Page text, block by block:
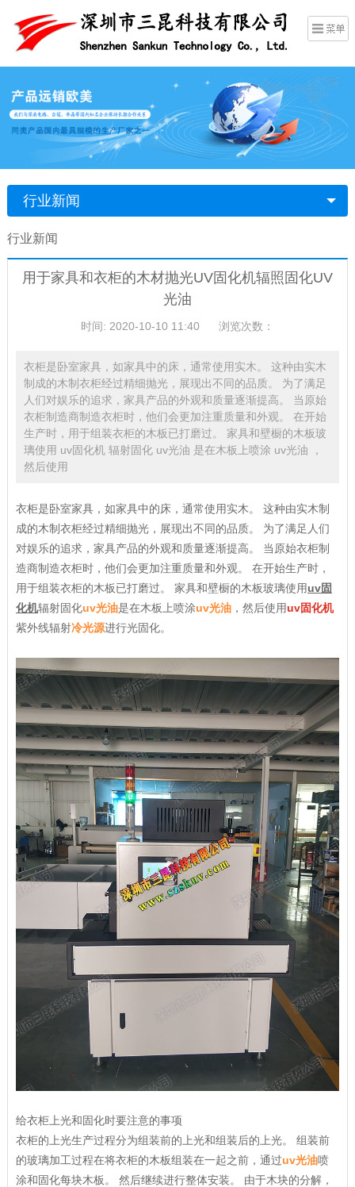
行业新闻
行业新闻
用于家具和衣柜的木材抛光UV固化机辐照固化UV
光油
时间: 2020-10-10 11:40 浏览次数：
衣柜是卧室家具，如家具中的床，通常使用实木。 这种由实木
制成的木制衣柜经过精细抛光，展现出不同的品质。 为了满足
人们对娱乐的追求，家具产品的外观和质量逐渐提高。 当原始
衣柜制造商制造衣柜时，他们会更加注重质量和外观。 在开始
生产时，用于组装衣柜的木板已打磨过。 家具和壁橱的木板玻
璃使用 uv固化机 辐射固化 uv光油 是在木板上喷涂 uv光油 ，
然后使用
衣柜是卧室家具，如家具中的床，通常使用实木。 这种由实木制
成的木制衣柜经过精细抛光，展现出不同的品质。 为了满足人们
对娱乐的追求，家具产品的外观和质量逐渐提高。 当原始衣柜制
造商制造衣柜时，他们会更加注重质量和外观。 在开始生产时，
用于组装衣柜的木板已打磨过。 家具和壁橱的木板玻璃使用uv固
化机辐射固化uv光油是在木板上喷涂uv光油，然后使用uv固化机
紫外线辐射冷光源进行光固化。
给衣柜上光和固化时要注意的事项
衣柜的上光生产过程分为组装前的上光和组装后的上光。 组装前
的玻璃加工过程在将衣柜的木板组装在一起之前，通过uv光油喷
涂和固化每块木板。 然后继续进行整体安装。 由于木块的分解，